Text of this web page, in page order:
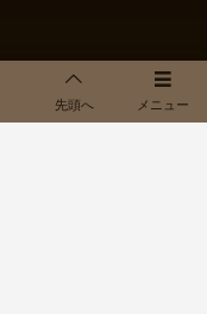
メニュー
先頭へ